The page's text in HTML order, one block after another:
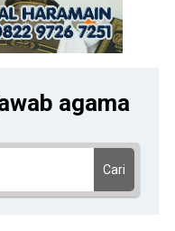
agama
Cari